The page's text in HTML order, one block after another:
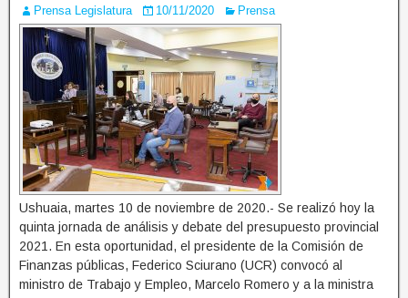
Prensa Legislatura 10/11/2020 Prensa
Ushuaia, martes 10 de noviembre de 2020.- Se realizó hoy la
quinta jornada de análisis y debate del presupuesto provincial
2021. En esta oportunidad, el presidente de la Comisión de
Finanzas públicas, Federico Sciurano (UCR) convocó al
ministro de Trabajo y Empleo, Marcelo Romero y a la ministra